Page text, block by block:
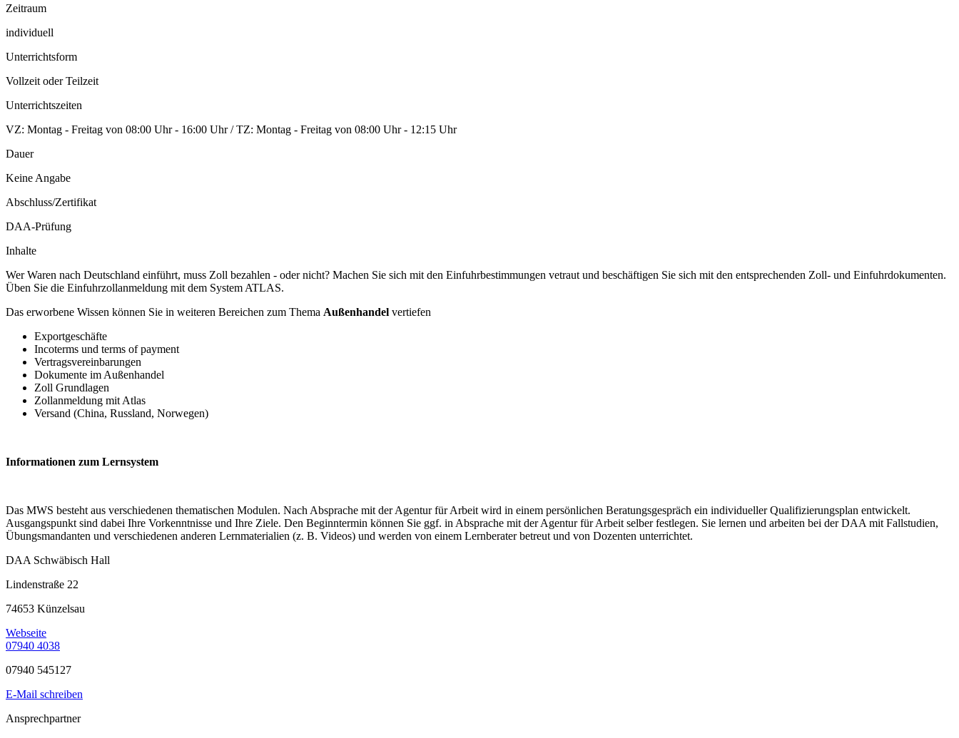
Zeitraum
individuell
Unterrichtsform
Vollzeit oder Teilzeit
Unterrichtszeiten
VZ: Montag - Freitag von 08:00 Uhr - 16:00 Uhr / TZ: Montag - Freitag von 08:00 Uhr - 12:15 Uhr
Dauer
Keine Angabe
Abschluss/Zertifikat
DAA-Prüfung
Inhalte
Wer Waren nach Deutschland einführt, muss Zoll bezahlen - oder nicht? Machen Sie sich mit den Einfuhrbestimmungen vetraut und beschäftigen Sie sich mit den entsprechenden Zoll- und Einfuhrdokumenten.
Üben Sie die Einfuhrzollanmeldung mit dem System ATLAS.
Das erworbene Wissen können Sie in weiteren Bereichen zum Thema Außenhandel vertiefen
Exportgeschäfte
Incoterms und terms of payment
Vertragsvereinbarungen
Dokumente im Außenhandel
Zoll Grundlagen
Zollanmeldung mit Atlas
Versand (China, Russland, Norwegen)
Informationen zum Lernsystem
Das MWS besteht aus verschiedenen thematischen Modulen. Nach Absprache mit der Agentur für Arbeit wird in einem persönlichen Beratungsgespräch ein individueller Qualifizierungsplan entwickelt.
Ausgangspunkt sind dabei Ihre Vorkenntnisse und Ihre Ziele. Den Beginntermin können Sie ggf. in Absprache mit der Agentur für Arbeit selber festlegen. Sie lernen und arbeiten bei der DAA mit Fallstudien,
Übungsmandanten und verschiedenen anderen Lernmaterialien (z. B. Videos) und werden von einem Lernberater betreut und von Dozenten unterrichtet.
DAA Schwäbisch Hall
Lindenstraße 22
74653 Künzelsau
Webseite
07940 4038
07940 545127
E-Mail schreiben
Ansprechpartner